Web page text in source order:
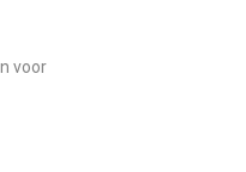
voor